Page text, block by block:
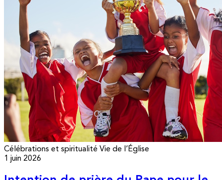
Célébrations et spiritualité Vie de l’Église
1 juin 2026